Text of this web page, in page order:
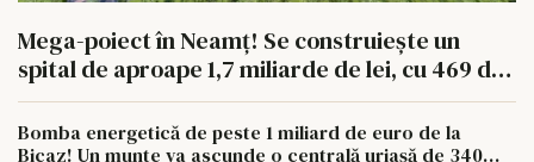
Mega-poiect în Neamț! Se construiește un
spital de aproape 1,7 miliarde de lei, cu 469 de
paturi
Bomba energetică de peste 1 miliard de euro de la
Bicaz! Un munte va ascunde o centrală uriașă de 340